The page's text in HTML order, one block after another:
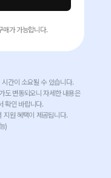
매가 가능합니다.
간이 소요될 수 있습니다.
도 변동되오니 자세한 내용은
확인 바랍니다.
지원 혜택이 제공됩니다.
)